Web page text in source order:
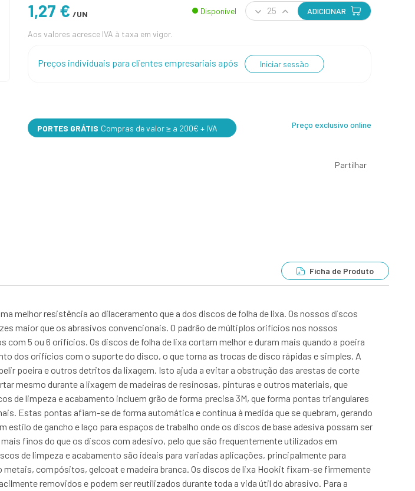
1,27 € /UN Disponível ADICIONAR
Aos valores acresce IVA à taxa em vigor.
Preços individuais para clientes empresariais após Iniciar sessão
PORTES GRÁTIS Compras de valor ≥ a 200€ + IVA Preço exclusivo online
Partilhar
Ficha de Produto
melhor resistência ao dilaceramento que a dos discos de folha de lixa. Os nossos discos
maior que os abrasivos convencionais. O padrão de múltiplos orifícios nos nossos
5 ou 6 orifícios. Os discos de folha de lixa cortam melhor e duram mais quando a poeira
dos orifícios com o suporte do disco, o que torna as trocas de disco rápidas e simples. A
poeira e outros detritos da lixagem. Isto ajuda a evitar a obstrução das arestas de corte
mesmo durante a lixagem de madeiras de resinosas, pinturas e outros materiais, que
de limpeza e acabamento incluem grão de forma precisa 3M, que forma pontas triangulares
Estas pontas afiam-se de forma automática e contínua à medida que se quebram, gerando
de gancho e laço para espaços de trabalho onde os discos de base adesiva possam ser
finos do que os discos com adesivo, pelo que são frequentemente utilizados em
de limpeza e acabamento são ideais para variadas aplicações, principalmente para
compósitos, gelcoat e madeira branca. Os discos de lixa Hookit fixam-se firmemente
removidos e podem ser reutilizados durante toda a vida útil do abrasivo. Para a